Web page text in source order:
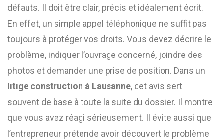
défauts. Il doit être clair, précis et idéalement écrit.
En effet, un simple appel téléphonique ne suffit pas
toujours à protéger vos droits. Vous devez décrire le
problème, indiquer l’ouvrage concerné, joindre des
photos et demander une prise de position. Dans un
litige construction à Lausanne, cet avis sert
souvent de base à toute la suite du dossier. Il montre
que vous avez réagi sérieusement. Il évite aussi que
l’entrepreneur prétende avoir découvert le problème